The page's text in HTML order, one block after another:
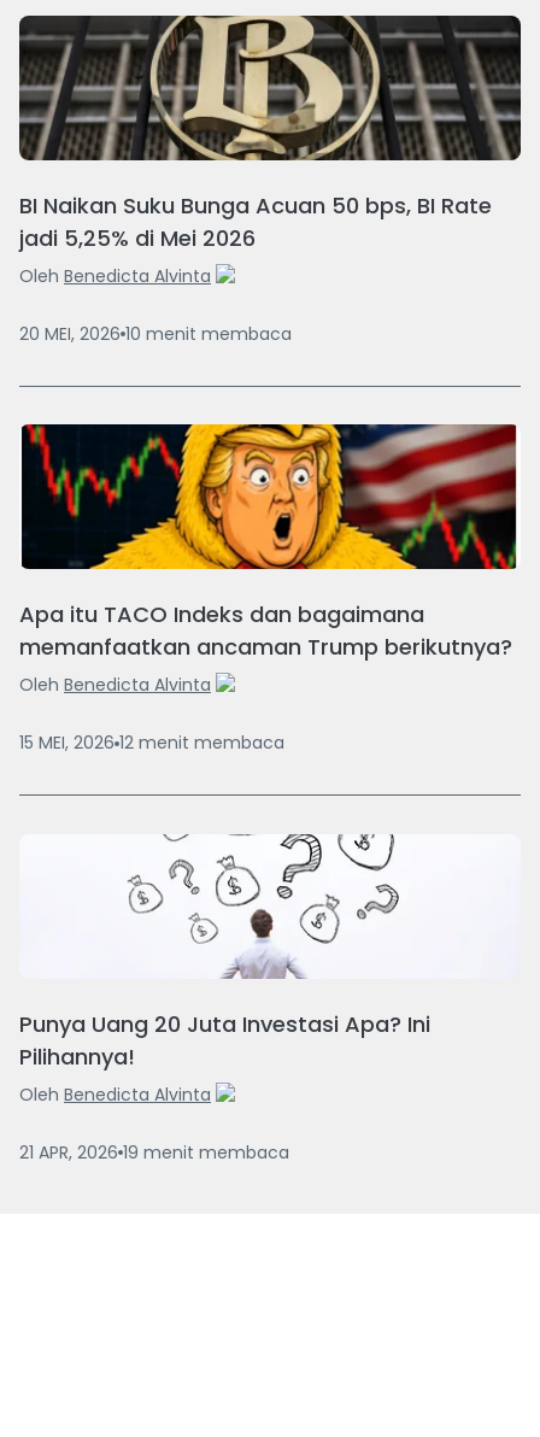
BI Naikan Suku Bunga Acuan 50 bps, BI Rate
jadi 5,25% di Mei 2026
Oleh Benedicta Alvinta
20 MEI, 2026 10 menit membaca
Apa itu TACO Indeks dan bagaimana
memanfaatkan ancaman Trump berikutnya?
Oleh Benedicta Alvinta
15 MEI, 2026 12 menit membaca
Punya Uang 20 Juta Investasi Apa? Ini
Pilihannya!
Oleh Benedicta Alvinta
21 APR, 2026 19 menit membaca